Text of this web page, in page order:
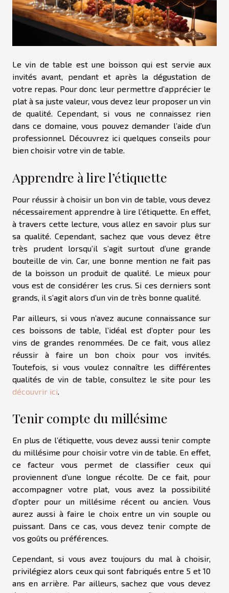
Le vin de table est une boisson qui est servie aux
invités avant, pendant et après la dégustation de
votre repas. Pour donc leur permettre d’apprécier le
plat à sa juste valeur, vous devez leur proposer un vin
de qualité. Cependant, si vous ne connaissez rien
dans ce domaine, vous pouvez demander l’aide d’un
professionnel. Découvrez ici quelques conseils pour
bien choisir votre vin de table.
Apprendre à lire l’étiquette
Pour réussir à choisir un bon vin de table, vous devez
nécessairement apprendre à lire l’étiquette. En effet,
à travers cette lecture, vous allez en savoir plus sur
sa qualité. Cependant, sachez que vous devez être
très prudent lorsqu’il s’agit surtout d’une grande
bouteille de vin. Car, une bonne mention ne fait pas
de la boisson un produit de qualité. Le mieux pour
vous est de considérer les crus. Si ces derniers sont
grands, il s’agit alors d’un vin de très bonne qualité.
Par ailleurs, si vous n’avez aucune connaissance sur
ces boissons de table, l’idéal est d’opter pour les
vins de grandes renommées. De ce fait, vous allez
réussir à faire un bon choix pour vos invités.
Toutefois, si vous voulez connaître les différentes
qualités de vin de table, consultez le site pour les
découvrir ici
Tenir compte du millésime
En plus de l’étiquette, vous devez aussi tenir compte
du millésime pour choisir votre vin de table. En effet,
ce facteur vous permet de classifier ceux qui
proviennent d’une longue récolte. De ce fait, pour
accompagner votre plat, vous avez la possibilité
d’opter pour un millésime récent ou ancien. Vous
aurez aussi à faire le choix entre un vin souple ou
puissant. Dans ce cas, vous devez tenir compte de
vos goûts ou préférences.
Cependant, si vous avez toujours du mal à choisir,
privilégiez alors ceux qui sont fabriqués entre 5 et 10
ans en arrière. Par ailleurs, sachez que vous devez